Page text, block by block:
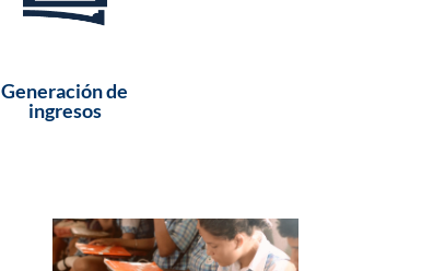
Generación de
ingresos